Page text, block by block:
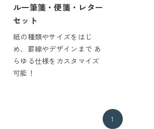
ル一筆箋・便箋・レター
セット
紙の種類やサイズをはじ
め、罫線やデザインまで あ
らゆる仕様をカスタマイズ
可能！
1